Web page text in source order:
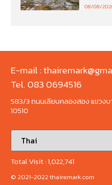
08/08/
E-mail :
Tel. 083 0694516
583/3 ถนนเลียบคลองสอง แขวง
10510
Total Visit :1,022,741
© 2021-2022 thairemark.com